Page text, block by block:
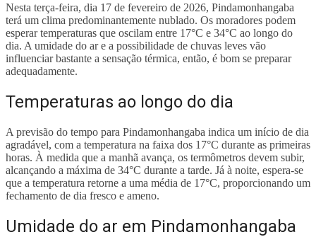
Nesta terça-feira, dia 17 de fevereiro de 2026, Pindamonhangaba
terá um clima predominantemente nublado. Os moradores podem
esperar temperaturas que oscilam entre 17°C e 34°C ao longo do
dia. A umidade do ar e a possibilidade de chuvas leves vão
influenciar bastante a sensação térmica, então, é bom se preparar
adequadamente.
Temperaturas ao longo do dia
A previsão do tempo para Pindamonhangaba indica um início de dia
agradável, com a temperatura na faixa dos 17°C durante as primeiras
horas. À medida que a manhã avança, os termômetros devem subir,
alcançando a máxima de 34°C durante a tarde. Já à noite, espera-se
que a temperatura retorne a uma média de 17°C, proporcionando um
fechamento de dia fresco e ameno.
Umidade do ar em Pindamonhangaba